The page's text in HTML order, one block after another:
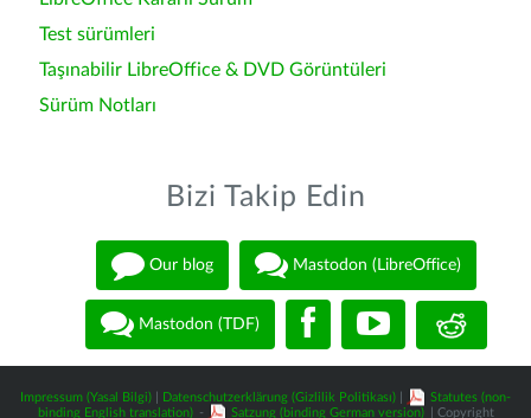
Test sürümleri
Taşınabilir LibreOffice & DVD Görüntüleri
Sürüm Notları
Bizi Takip Edin
Our blog Mastodon (LibreOffice)
Mastodon (TDF)
Impressum (Yasal Bilgi) Datenschutzerklärung (Gizlilik Politikası)
Statutes (non-
binding English translation) - Satzung (binding German version) | Copyright